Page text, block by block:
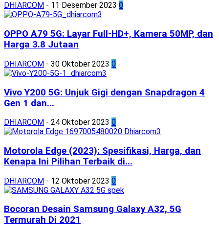
DHIARCOM - 11 Desember 2023 0
OPPO A79 5G: Layar Full-HD+, Kamera 50MP, dan
Harga 3.8 Jutaan
DHIARCOM - 30 Oktober 2023 0
Vivo Y200 5G: Unjuk Gigi dengan Snapdragon 4
Gen 1 dan...
DHIARCOM - 24 Oktober 2023 0
Motorola Edge (2023): Spesifikasi, Harga, dan
Kenapa Ini Pilihan Terbaik di...
DHIARCOM - 12 Oktober 2023 0
Bocoran Desain Samsung Galaxy A32, 5G
Termurah Di 2021